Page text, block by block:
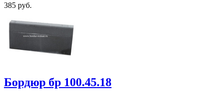
385 руб.
Бордюр бр 100.45.18